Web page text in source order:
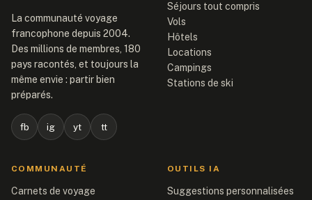
La communauté voyage
francophone depuis 2004.
Des millions de membres, 180
pays racontés, et toujours la
même envie : partir bien
préparés.
fb ig yt tt
Séjours tout compris
Vols
Hôtels
Locations
Campings
Stations de ski
COMMUNAUTÉ
Carnets de voyage
OUTILS IA
Suggestions personnalisées